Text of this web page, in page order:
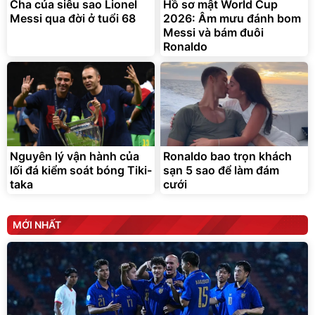
đ
Đã bán nhiều
đ
Đang xem nhiều
G-FORCE VIETNA
Cha của siêu sao Lionel
Messi qua đời ở tuổi 68
Hồ sơ mật World Cup
2026: Âm mưu đánh bom
Messi và bám đuôi
Ronaldo
Nguyên lý vận hành của
lối đá kiểm soát bóng Tiki-
taka
Ronaldo bao trọn khách
sạn 5 sao để làm đám
cưới
MỚI NHẤT